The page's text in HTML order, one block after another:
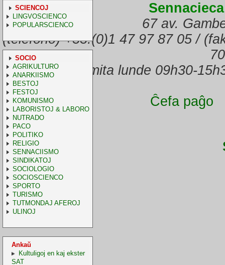
SCIENCOJ
LINGVOSCIENCO
POPULARSCIENCO
SOCIO
AGRIKULTURO
ANARKIISMO
BESTOJ
FESTOJ
KOMUNISMO
LABORISTOJ & LABORO
NUTRADO
PACO
POLITIKO
RELIGIO
SENNACIISMO
SINDIKATOJ
SOCIOLOGIO
SOCIOSCIENCO
SPORTO
TURISMO
TUTMONDAJ AFEROJ
ULINOJ
Ankaŭ
Kultuligoj en kaj ekster
SAT
67 av.
(telefono) +33.(0)1 47 97 87 05 /
Oficejo malfermita lunde 09h30-
Ĉefa paĝo